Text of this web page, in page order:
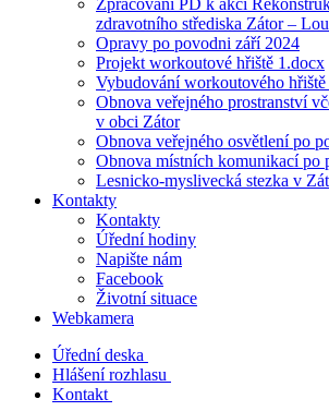
Zpracování PD k akci
zdravotního střediska Zátor –
Opravy po povodni září 2024
Projekt workoutové hřiště 1.docx
Vybudování workoutového
Obnova veřejného prostranství
v obci Zátor
Obnova veřejného osvětlení po
Obnova místních komunikací po
Lesnicko-myslivecká stezka v
Kontakty
Kontakty
Úřední hodiny
Napište nám
Facebook
Životní situace
Webkamera
Úřední deska
Hlášení rozhlasu
Kontakt